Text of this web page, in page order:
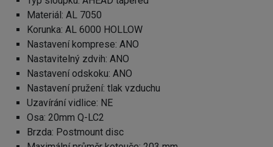
Materiál: AL 7050
Korunka: AL 6000 HOLLOW
Nastavení komprese: ANO
Nastavitelný zdvih: ANO
Nastavení odskoku: ANO
Nastavení pružení: tlak vzduchu
Uzavírání vidlice: NE
Osa: 20mm Q-LC2
Brzda: Postmount disc